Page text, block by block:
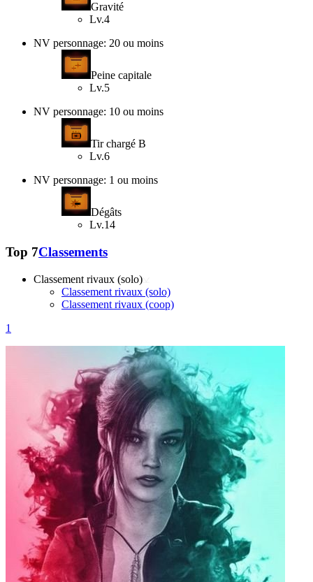
Gravité
Lv.4
NV personnage: 20 ou moins
Peine capitale
Lv.5
NV personnage: 10 ou moins
Tir chargé B
Lv.6
NV personnage: 1 ou moins
Dégâts
Lv.14
Top 7Classements
Classement rivaux (solo)
Classement rivaux (solo)
Classement rivaux (coop)
1